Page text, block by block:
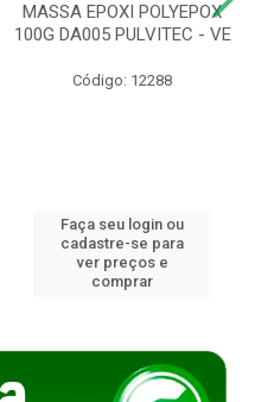
MASSA EPOXI POLYEPOX
100G DA005 PULVITEC - VE
Código: 12288
Faça seu login ou
cadastre-se para
ver preços e
comprar